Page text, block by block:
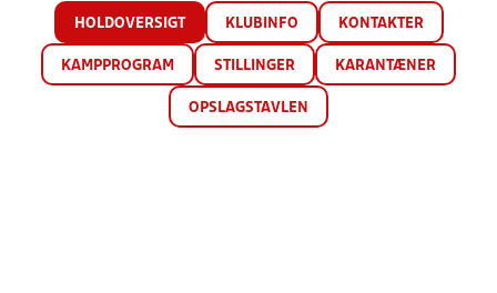
HOLDOVERSIGT KLUBINFO KONTAKTER
KAMPPROGRAM STILLINGER KARANTÆNER
OPSLAGSTAVLEN